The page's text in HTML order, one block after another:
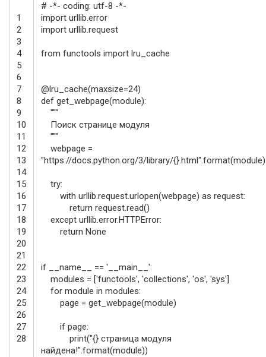
1
2
3
4
5
6
7
8
9
10
11
12
13
14
15
16
17
18
19
20
21
22
23
24
25
26
27
28
# -*- coding: utf-8 -*-
import urllib.error
import urllib.request
from functools import lru cache
@ lru_cache(maxsize=24)
def get_webpage(module):
"""
Поиск странице модуля
"""
webpage =
"https://docs.python.org/3/library/{}.html".format(module)
try:
with urllib.request.urlopen(webpage) as request:
return request.read()
except urllib.error.HTTPError:
return None
if __name__ == '__main__':
modules = ['functools', 'collections', 'os', 'sys'
for module in modules:
page = get_webpage(module)
if page:
print("{} страница модуля
найдена!".format(module))